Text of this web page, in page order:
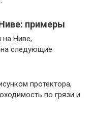
примеры
Ниве,
на следующие
протектора,
по грязи и